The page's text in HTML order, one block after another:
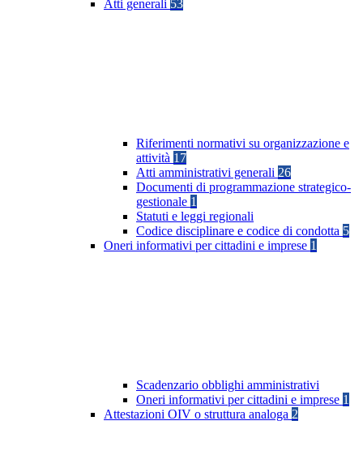
Atti generali 53
Riferimenti normativi su organizzazione e
attività 17
Atti amministrativi generali 26
Documenti di programmazione strategico-
gestionale 1
Statuti e leggi regionali
Codice disciplinare e codice di condotta 5
Oneri informativi per cittadini e imprese 1
Scadenzario obblighi amministrativi
Oneri informativi per cittadini e imprese 1
Attestazioni OIV o struttura analoga 2